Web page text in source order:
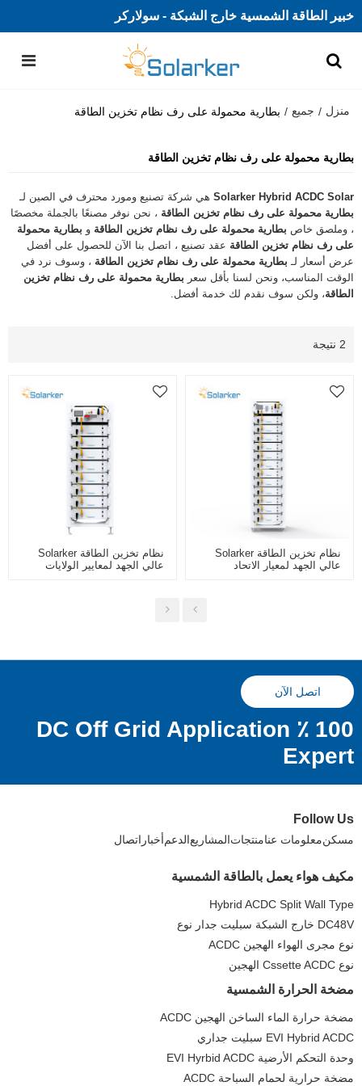
خبير الطاقة الشمسية خارج الشبكة - سولاركر
منزل / جميع / بطارية محمولة على رف نظام تخزين الطاقة
بطارية محمولة على رف نظام تخزين الطاقة
Solarker Hybrid ACDC Solar هي شركة تصنيع ومورد محترف في الصين لـ
بطارية محمولة على رف نظام تخزين الطاقة ، نحن نوفر مصنعًا بالجملة مخصصًا
، وملصق خاص بطارية محمولة على رف نظام تخزين الطاقة و بطارية محمولة
على رف نظام تخزين الطاقة عقد تصنيع ، اتصل بنا الآن للحصول على أفضل
عرض أسعار لـ بطارية محمولة على رف نظام تخزين الطاقة ، وسوف نرد في
الوقت المناسب، ونحن لسنا بأقل سعر بطارية محمولة على رف نظام تخزين
الطاقة، ولكن سوف نقدم لك خدمة أفضل.
2 نتيجة
نظام تخزين الطاقة Solarker
عالي الجهد لمعيار الاتحاد
نظام تخزين الطاقة Solarker
عالي الجهد لمعايير الولايات
اتصل الآن
100 ٪ DC Off Grid Application
Expert
Follow Us
مسكنمعلومات عنامنتجاتالمشاريعالدعمأخبار اتصال
مكيف هواء يعمل بالطاقة الشمسية
Hybrid ACDC Split Wall Type
DC48V خارج الشبكة سبليت جدار نوع
نوع مجرى الهواء الهجين ACDC
نوع Cssette ACDC الهجين
مضخة الحرارة الشمسية
مضخة حرارة الماء الساخن الهجين ACDC
EVI Hybrid ACDC سبليت جداري
وحدة التحكم الأرضية EVI Hyrbid ACDC
مضخة حرارية لحمام السباحة ACDC